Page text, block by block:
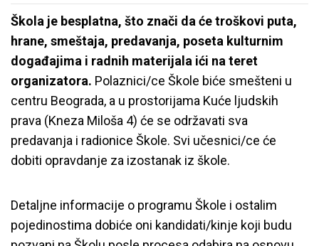
Škola je besplatna, što znači da će troškovi puta,
hrane, smeštaja, predavanja, poseta kulturnim
događajima i radnih materijala ići na teret
organizatora. Polaznici/ce Škole biće smešteni u
centru Beograda, a u prostorijama Kuće ljudskih
prava (Kneza Miloša 4) će se održavati sva
predavanja i radionice Škole. Svi učesnici/ce će
dobiti opravdanje za izostanak iz škole.
Detaljne informacije o programu Škole i ostalim
pojedinostima dobiće oni kandidati/kinje koji budu